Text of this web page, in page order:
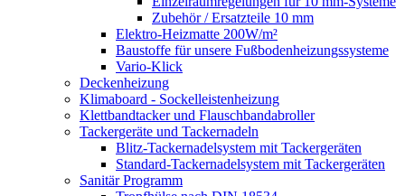
Zubehör / Ersatzteile 10 mm
Elektro-Heizmatte 200W/m²
Baustoffe für unsere Fußbodenheizungssysteme
Vario-Klick
Deckenheizung
Klimaboard - Sockelleistenheizung
Klettbandtacker und Flauschbandabroller
Tackergeräte und Tackernadeln
Blitz-Tackernadelsystem mit Tackergeräten
Standard-Tackernadelsystem mit Tackergeräten
Sanitär Programm